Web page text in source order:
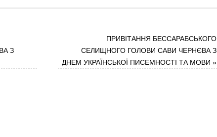
З
ПРИВІТАННЯ БЕССАРАБСЬКОГО
СЕЛИЩНОГО ГОЛОВИ САВИ ЧЕРНЄВА З
ДНЕМ УКРАЇНСЬКОЇ ПИСЕМНОСТІ ТА МОВИ»